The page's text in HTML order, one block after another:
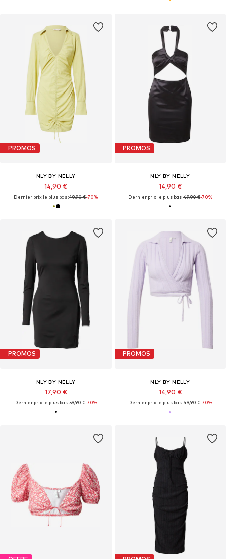
PROMOS
NLY BY NELLY
14,90 €
Dernier prix le plus bas :49,90 €-70%
PROMOS
NLY BY NELLY
14,90 €
Dernier prix le plus bas :49,90 €-70%
PROMOS
NLY BY NELLY
17,90 €
Dernier prix le plus bas :59,90 €-70%
PROMOS
NLY BY NELLY
14,90 €
Dernier prix le plus bas :49,90 €-70%